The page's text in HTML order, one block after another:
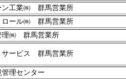
ン工業㈱ 群馬営業所
ロール㈱ 群馬営業所
理㈱ 群馬営業所
サービス 群馬営業所
理センター